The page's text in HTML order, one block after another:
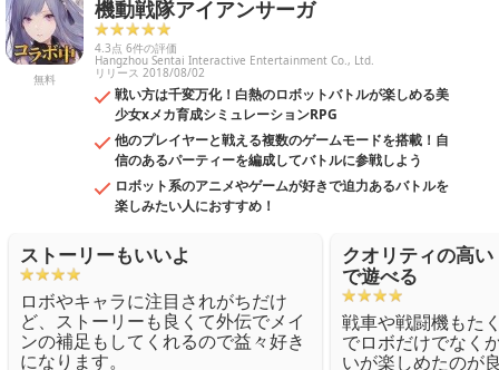
無料
機動戦隊アイアンサーガ
4.3点 6件の評価
Hangzhou Sentai Interactive Entertainment Co., Ltd.
リリース 2018/08/02
戦い方は千変万化！白熱のロボットバトルが楽しめる美
少女xメカ育成シミュレーションRPG
他のプレイヤーと戦える複数のゲームモードを搭載！自
信のあるパーティーを編成してバトルに参戦しよう
ロボット系のアニメやゲームが好きで迫力あるバトルを
楽しみたい人におすすめ！
ストーリーもいいよ
ロボやキャラに注目されがちだけ
ど、ストーリーも良くて外伝でメイ
ンの補足もしてくれるので益々好き
になります。
クオリティの高
で遊べる
戦車や戦闘機もた
でロボだけでなく
いが楽しめたのが